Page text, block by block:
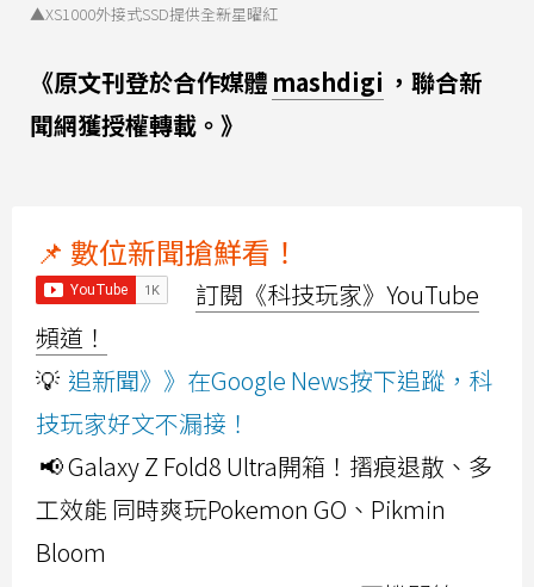
▲XS1000外接式SSD提供全新星曜紅
《原文刊登於合作媒體 mashdigi ，聯合新
聞網獲授權轉載。》
📌 數位新聞搶鮮看！
訂閱《科技玩家》YouTube
頻道！
💡 追新聞》》在Google News按下追蹤，科
技玩家好文不漏接！
📢 Galaxy Z Fold8 Ultra開箱！摺痕退散、多
工效能 同時爽玩Pokemon GO、Pikmin
Bloom